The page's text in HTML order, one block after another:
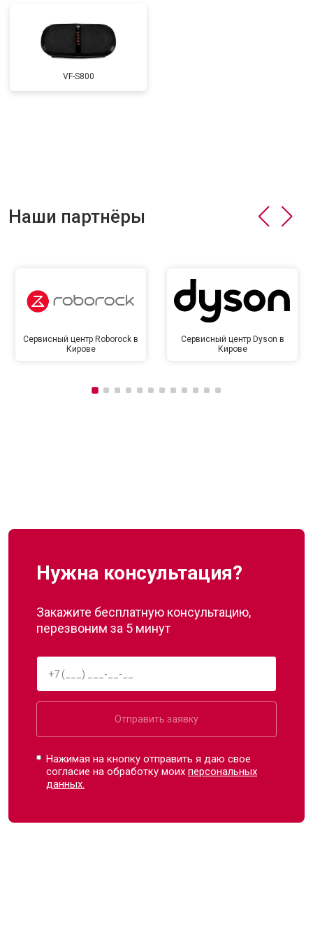
VF-S800
Наши партнёры
Сервисный центр Roborock в
Кирове
Сервисный центр Dyson в
Кирове
Нужна консультация?
Закажите бесплатную консультацию,
перезвоним за 5 минут
Отправить заявку
Нажимая на кнопку отправить я даю свое
согласие на обработку моихперсональных
данных.